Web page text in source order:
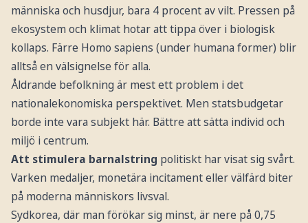
människa och husdjur, bara 4 procent av vilt. Pressen på
ekosystem och klimat hotar att tippa över i biologisk
kollaps. Färre Homo sapiens (under humana former) blir
alltså en välsignelse för alla.
Åldrande befolkning är mest ett problem i det
nationalekonomiska perspektivet. Men statsbudgetar
borde inte vara subjekt här. Bättre att sätta individ och
miljö i centrum.
Att stimulera barnalstring politiskt har visat sig svårt.
Varken medaljer, monetära incitament eller välfärd biter
på moderna människors livsval.
Sydkorea, där man förökar sig minst, är nere på 0,75